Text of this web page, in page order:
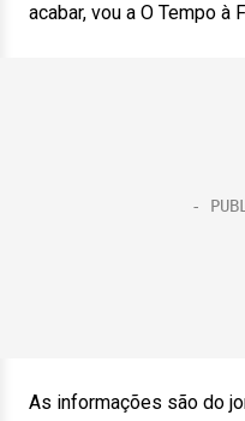
acabar, vou a O Tempo à
As informações são do